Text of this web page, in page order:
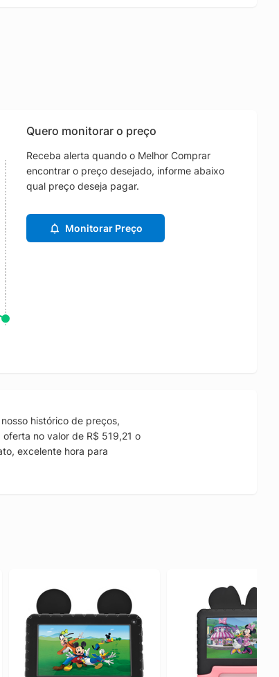
Quero monitorar o preço
Receba alerta quando o Melhor Comprar
encontrar o preço desejado, informe abaixo
qual preço deseja pagar.
Monitorar Preço
histórico de preços,
oferta no valor de R$ 519,21 o
excelente hora para